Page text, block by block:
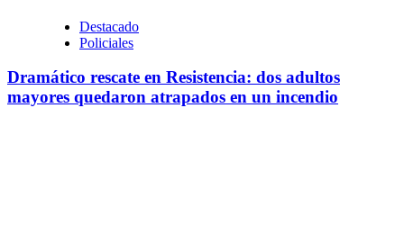
Destacado
Policiales
Dramático rescate en Resistencia: dos adultos
mayores quedaron atrapados en un incendio